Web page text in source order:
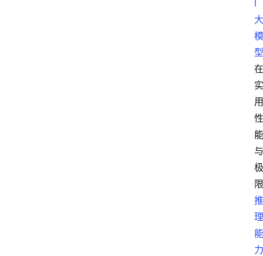
I
大
模
型
在
实
用
性
能
与
极
限
推
理
能
力